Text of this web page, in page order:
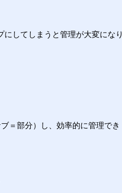
してしまうと管理が大変になり
＝部分）し、効率的に管理でき